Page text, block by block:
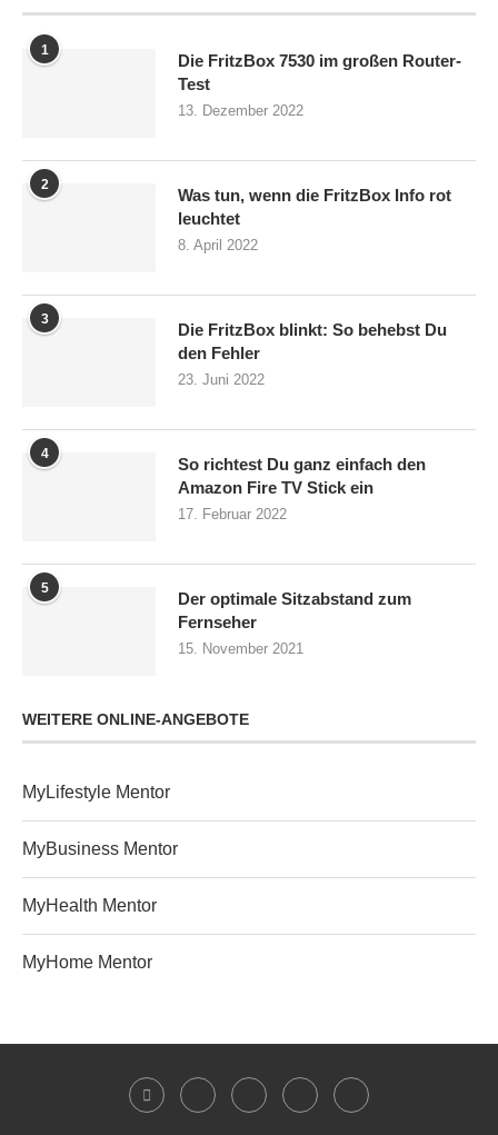
1
Die FritzBox 7530 im großen Router-
Test
13. Dezember 2022
2
Was tun, wenn die FritzBox Info rot
leuchtet
8. April 2022
3
Die FritzBox blinkt: So behebst Du
den Fehler
23. Juni 2022
4
So richtest Du ganz einfach den
Amazon Fire TV Stick ein
17. Februar 2022
5
Der optimale Sitzabstand zum
Fernseher
15. November 2021
WEITERE ONLINE-ANGEBOTE
MyLifestyle Mentor
MyBusiness Mentor
MyHealth Mentor
MyHome Mentor